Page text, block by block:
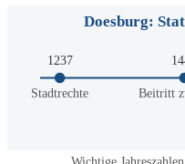
Doesburg:
1237
Stadtrechte Beitritt
Wichtige